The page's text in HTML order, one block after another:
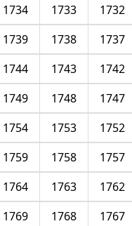
1732
1733
1734
1737
1738
1739
1742
1743
1744
1747
1748
1749
1752
1753
1754
1757
1758
1759
1762
1763
1764
1767
1768
1769